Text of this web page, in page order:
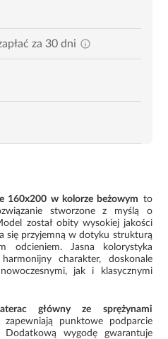
za 30 dni
160x200 w kolorze beżowym to
stworzone z myślą o
został obity wysokiej jakości
się przyjemną w dotyku strukturą
odcieniem. Jasna kolorystyka
charakter, doskonale
jak i klasycznymi
główny ze sprężynami
punktowe podparcie
wygodę gwarantuje